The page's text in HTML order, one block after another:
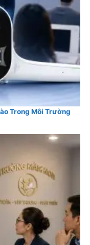
Trong Môi Trường